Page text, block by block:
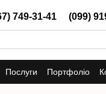
749-31-41 (099)
Послуги Портфоліо